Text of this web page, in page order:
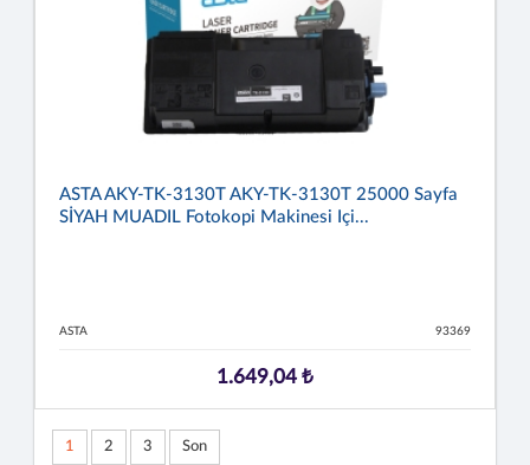
ASTA AKY-TK-3130T AKY-TK-3130T 25000 Sayfa
SİYAH MUADIL Fotokopi Makinesi Içi...
ASTA 93369
1.649,04 ₺
1 2 3 Son